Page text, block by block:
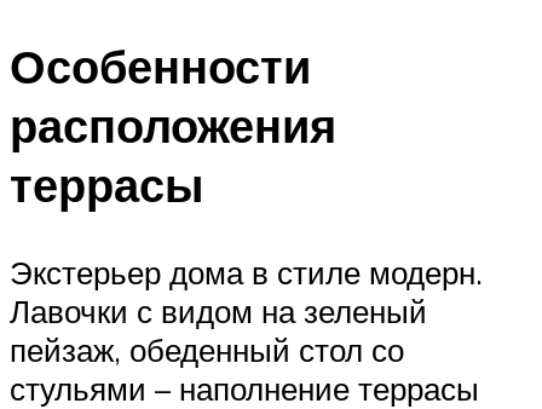
Особенности
расположения
террасы
Экстерьер дома в стиле модерн.
Лавочки с видом на зеленый
пейзаж, обеденный стол со
стульями – наполнение террасы